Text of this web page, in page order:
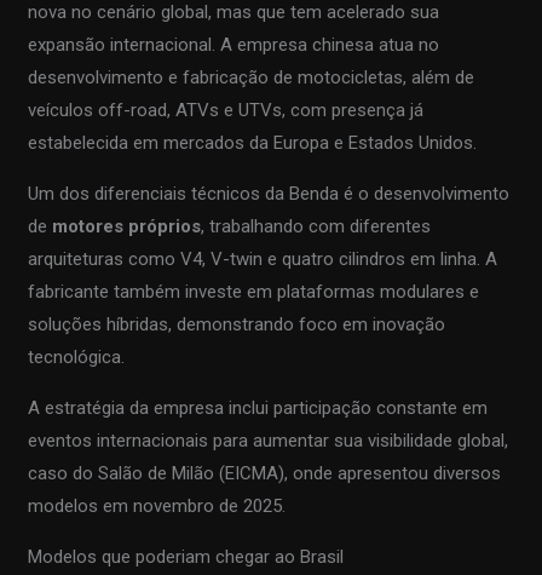
nova no cenário global, mas que tem acelerado sua
expansão internacional. A empresa chinesa atua no
desenvolvimento e fabricação de motocicletas, além de
veículos off-road, ATVs e UTVs, com presença já
estabelecida em mercados da Europa e Estados Unidos.
Um dos diferenciais técnicos da Benda é o desenvolvimento
de motores próprios, trabalhando com diferentes
arquiteturas como V4, V-twin e quatro cilindros em linha. A
fabricante também investe em plataformas modulares e
soluções híbridas, demonstrando foco em inovação
tecnológica.
A estratégia da empresa inclui participação constante em
eventos internacionais para aumentar sua visibilidade global,
caso do Salão de Milão (EICMA), onde apresentou diversos
modelos em novembro de 2025.
Modelos que poderiam chegar ao Brasil